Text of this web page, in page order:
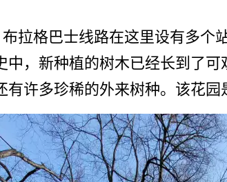
拉格巴士线路在这里­设有多个
中­，新种植的树木已经长到了
许多珍­稀的外来树种。该花园